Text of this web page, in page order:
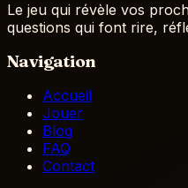
Le jeu qui révèle vos
questions qui font rire,
Navigation
Accueil
Jouer
Blog
FAQ
Contact